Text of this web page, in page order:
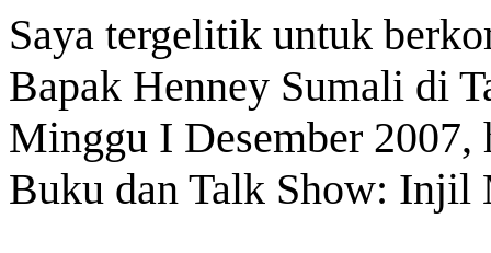
Saya tergelitik untuk
Bapak Henney Sumali di
Minggu I Desember 2007,
Buku dan Talk Show: Injil